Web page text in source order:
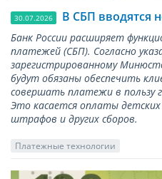
30.07.2026 В СБП вводятся
Банк России расширяет
платежей (СБП). Согласно
зарегистрированному
будут обязаны обеспечить
совершать платежи в пользу
Это касается оплаты детских
штрафов и других сборов.
Платежные технологии